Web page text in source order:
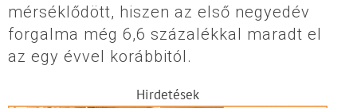
mérséklődött, hiszen az első negyedév
forgalma még 6,6 százalékkal maradt el
az egy évvel korábbitól.
Hirdetések